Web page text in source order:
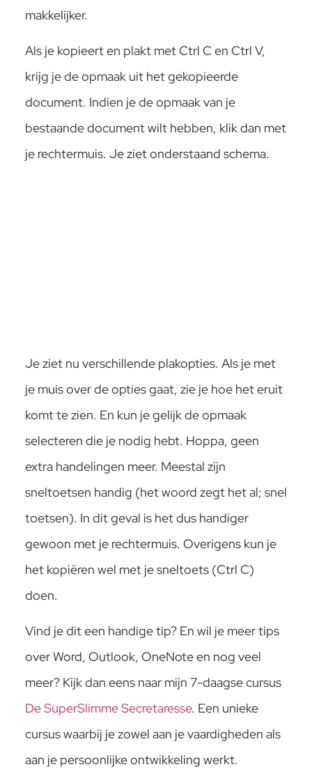
makkelijker.
Als je kopieert en plakt met Ctrl C en Ctrl V,
krijg je de opmaak uit het gekopieerde
document. Indien je de opmaak van je
bestaande document wilt hebben, klik dan met
je rechtermuis. Je ziet onderstaand schema.
Je ziet nu verschillende plakopties. Als je met
je muis over de opties gaat, zie je hoe het eruit
komt te zien. En kun je gelijk de opmaak
selecteren die je nodig hebt. Hoppa, geen
extra handelingen meer. Meestal zijn
sneltoetsen handig (het woord zegt het al; snel
toetsen). In dit geval is het dus handiger
gewoon met je rechtermuis. Overigens kun je
het kopiëren wel met je sneltoets (Ctrl C)
doen.
Vind je dit een handige tip? En wil je meer tips
over Word, Outlook, OneNote en nog veel
meer? Kijk dan eens naar mijn 7-daagse cursus
De SuperSlimme Secretaresse. Een unieke
cursus waarbij je zowel aan je vaardigheden als
aan je persoonlijke ontwikkeling werkt.